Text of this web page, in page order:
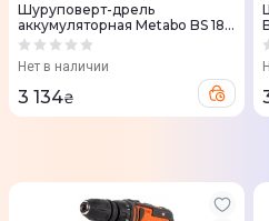
Шуруповерт-дрель
аккумуляторная Metabo BS 18
Quick 18V без АКБ и ЗУ
Нет в наличии
3 134₴